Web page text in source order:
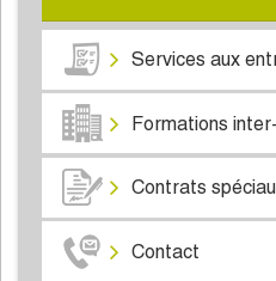
Services aux
Formations
Contrats
Contact